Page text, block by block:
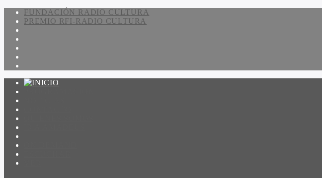
FUNDACIÓN RADIO CULTURA
PREMIO RFI-RADIO CULTURA